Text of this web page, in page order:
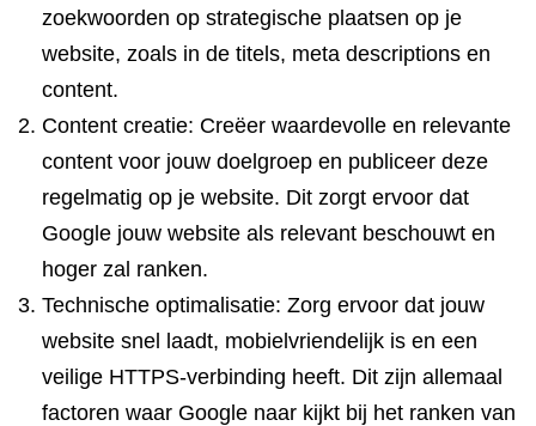
zoekwoorden op strategische plaatsen op je
website, zoals in de titels, meta descriptions en
content.
Content creatie: Creëer waardevolle en relevante
content voor jouw doelgroep en publiceer deze
regelmatig op je website. Dit zorgt ervoor dat
Google jouw website als relevant beschouwt en
hoger zal ranken.
Technische optimalisatie: Zorg ervoor dat jouw
website snel laadt, mobielvriendelijk is en een
veilige HTTPS-verbinding heeft. Dit zijn allemaal
factoren waar Google naar kijkt bij het ranken van